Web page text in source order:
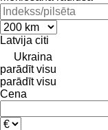
Latvija citi
Ukraina
parādīt visu
parādīt visu
Cena